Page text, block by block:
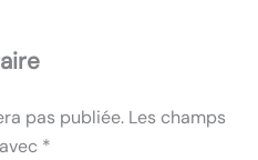
pas publiée. Les champs
*